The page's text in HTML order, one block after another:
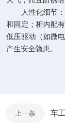
人性化细节：
和固定；柜内配
低压驱动（如微
产生安全隐患。
上一条 车